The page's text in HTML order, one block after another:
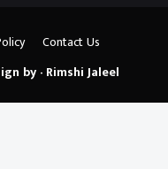
by - Rimshi Jaleel
Contact Us